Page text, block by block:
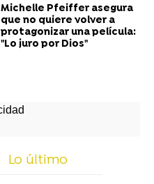
Michelle Pfeiffer asegura
que no quiere volver a
protagonizar una película:
"Lo juro por Dios"
Lo último